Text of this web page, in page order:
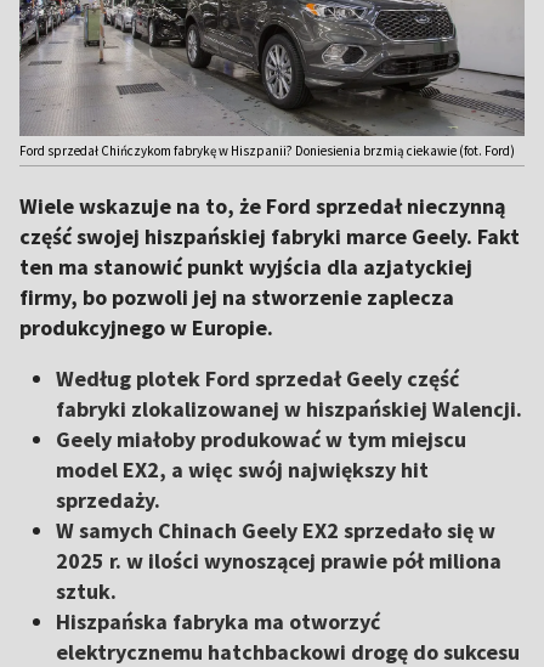
Ford sprzedał Chińczykom fabrykę w Hiszpanii? Doniesienia brzmią ciekawie (fot. Ford)
Wiele wskazuje na to, że Ford sprzedał nieczynną
część swojej hiszpańskiej fabryki marce Geely. Fakt
ten ma stanowić punkt wyjścia dla azjatyckiej
firmy, bo pozwoli jej na stworzenie zaplecza
produkcyjnego w Europie.
Według plotek Ford sprzedał Geely część
fabryki zlokalizowanej w hiszpańskiej Walencji.
Geely miałoby produkować w tym miejscu
model EX2, a więc swój największy hit
sprzedaży.
W samych Chinach Geely EX2 sprzedało się w
2025 r. w ilości wynoszącej prawie pół miliona
sztuk.
Hiszpańska fabryka ma otworzyć
elektrycznemu hatchbackowi drogę do sukcesu